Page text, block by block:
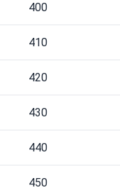
400
410
420
430
440
450